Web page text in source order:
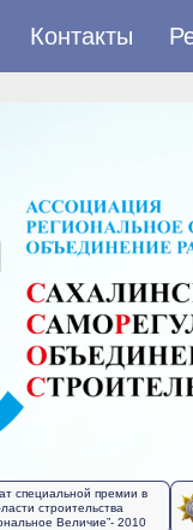
Контакты
специальной премии в
строительства
Величие”- 2010